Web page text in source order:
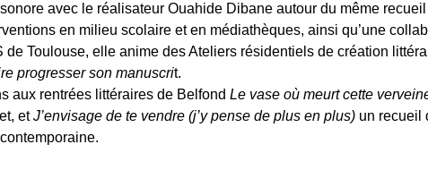
avec le réalisateur Ouahide Dibane autour du même
en milieu scolaire et en médiathèques, ainsi qu’une
Toulouse, elle anime des Ateliers résidentiels de création
progresser son manuscrit.
aux rentrées littéraires de Belfond Le vase où meurt cette
etJ’envisage de te vendre (j’y pense de plus en plus) un recueil